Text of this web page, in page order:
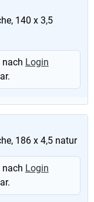
140 x 3,5
nach Login
186 x 4,5 natur
nach Login